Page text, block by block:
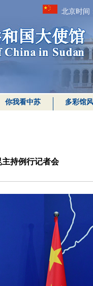
北京时间
你我看中苏 多彩馆风
主持例行记者会